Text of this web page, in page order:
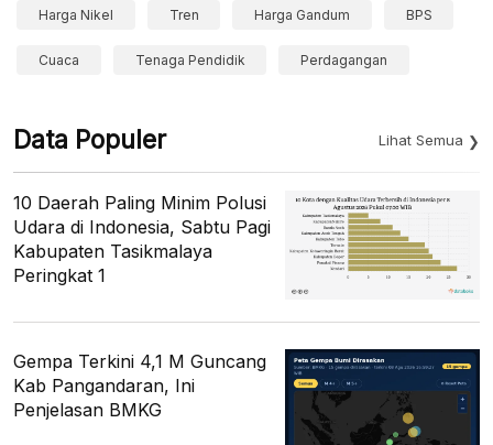
Harga Nikel Tren Harga Gandum BPS
Cuaca Tenaga Pendidik Perdagangan
Data Populer Lihat Semua
10 Daerah Paling Minim Polusi
Udara di Indonesia, Sabtu Pagi
Kabupaten Tasikmalaya
Peringkat 1
Gempa Terkini 4,1 M Guncang
Kab Pangandaran, Ini
Penjelasan BMKG